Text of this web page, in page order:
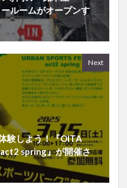
ルームがオープンす
Next
験しよう！『OITA
act2 spring』が開催さ